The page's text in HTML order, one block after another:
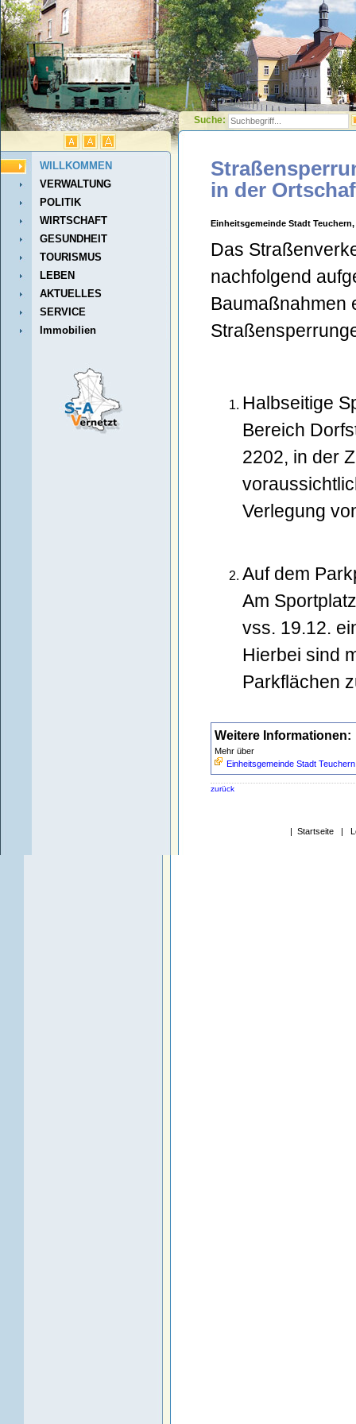
Suche:
WILLKOMMEN
VERWALTUNG
POLITIK
WIRTSCHAFT
GESUNDHEIT
TOURISMUS
LEBEN
AKTUELLES
SERVICE
Immobilien
in der
Einheitsgemeinde Stadt Teuchern,
Das
nachfolgend
Baumaßnahmen
Halbseitige
Bereich
2202, in der
Verlegung
Auf dem
Am
vss. 19.12.
Hierbei sind
Parkflächen
Weitere Informationen:
Mehr über
Einheitsgemeinde Stadt Teuchern
zurück
| Startseite |